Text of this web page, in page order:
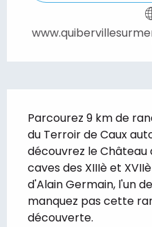
Parcourez 9 km de
du Terroir de Caux
découvrez le Château
caves des XIIIè et
d'Alain Germain, l'un
manquez pas cette
découverte.